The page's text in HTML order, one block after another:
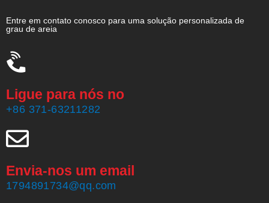
Entre em contato conosco para uma solução personalizada de
grau de areia
Ligue para nós no
+86 371-63211282
Envia-nos um email
1794891734@qq.com
Zhengzhou Haixu Abrasives Co., Ltd, fundada em 1999, possui
20 anos de experiência em produção e uma equipe de vendas